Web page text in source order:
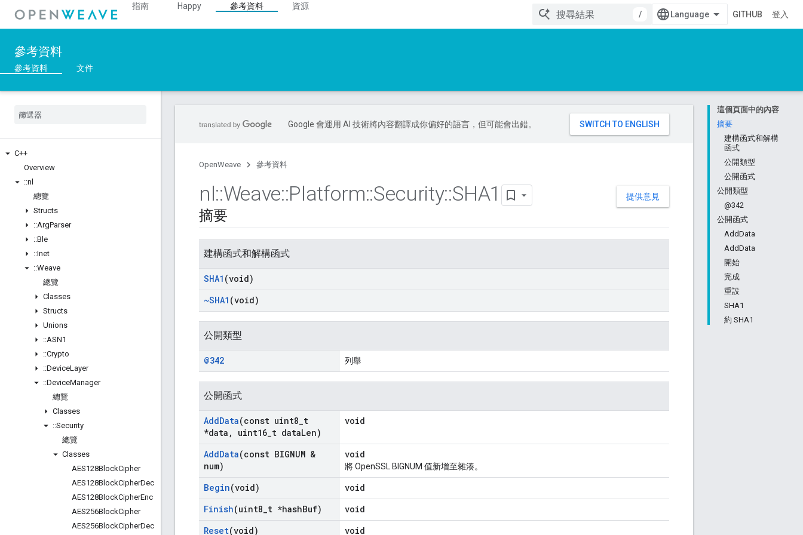
指南 Happy 參考資料
資源
/
GITHUB 登入
參考資料
參考資料 文件
C++
Overview
::nl
總覽
Structs
::ArgParser
::Ble
::Inet
::Weave
總覽
Classes
Structs
Unions
::ASN1
::Crypto
::DeviceLayer
::DeviceManager
總覽
Classes
::Security
總覽
Classes
AES128BlockCipher
AES128BlockCipherDec
AES128BlockCipherEnc
AES256BlockCipher
AES256BlockCipherDec
這個頁面中的內容
摘要
建構函式和解構
函式
公開類型
公開函式
公開類型
@342
公開函式
AddData
AddData
開始
完成
重設
SHA1
約 SHA1
Google 會運用 AI 技術將內容翻譯成你偏好的語言，但可能會出錯。
OpenWeave 參考資料
提供意見
nl::Weave::Platform::Security::SHA1
摘要
建構函式和解構函式
SHA1 (void)
~SHA1 (void)
公開類型
@342 列舉
公開函式
AddData(const uint8 t
*data , uint16 t dataLen)
void
AddData(const BIGNUM &
num)
void
將 OpenSSL BIGNUM 值新增至雜湊。
Begin(void)
void
Finish(uint8 t *hashBuf)
void
Reset(void) void